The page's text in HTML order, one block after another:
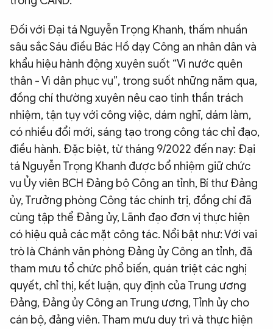
Đối với Đại tá Nguyễn Trọng Khanh, thấm nhuần
sâu sắc Sáu điều Bác Hồ dạy Công an nhân dân và
khẩu hiệu hành động xuyên suốt “Vì nước quên
thân - Vì dân phục vụ”, trong suốt những năm qua,
đồng chí thường xuyên nêu cao tinh thần trách
nhiệm, tận tụy với công việc, dám nghĩ, dám làm,
có nhiều đổi mới, sáng tạo trong công tác chỉ đạo,
điều hành. Đặc biệt, từ tháng 9/2022 đến nay: Đại
tá Nguyễn Trọng Khanh được bổ nhiệm giữ chức
vụ Ủy viên BCH Đảng bộ Công an tỉnh, Bí thư Đảng
ủy, Trưởng phòng Công tác chính trị, đồng chí đã
cùng tập thể Đảng ủy, Lãnh đạo đơn vị thực hiện
có hiệu quả các mặt công tác. Nổi bật như: Với vai
trò là Chánh văn phòng Đảng ủy Công an tỉnh, đã
tham mưu tổ chức phổ biến, quán triệt các nghị
quyết, chỉ thị, kết luận, quy định của Trung ương
Đảng, Đảng ủy Công an Trung ương, Tỉnh ủy cho
cán bộ, đảng viên. Tham mưu duy trì và thực hiện